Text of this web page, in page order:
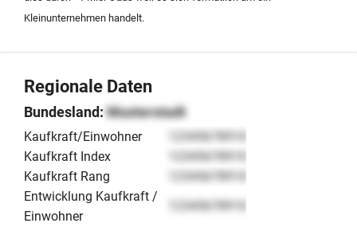
Kleinunternehmen handelt.
Regionale Daten
Bundesland:Musterstadt
Kaufkraft/Einwohner
12345678910
Kaufkraft Index
12345678910
Kaufkraft Rang
12345678910
Entwicklung Kaufkraft /
Einwohner
12345678910